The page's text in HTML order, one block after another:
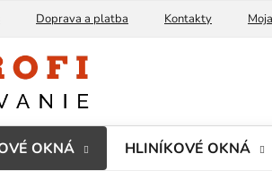
Doprava a platba Kontakty
OKNÁ HLINÍKOVÉ OKNÁ